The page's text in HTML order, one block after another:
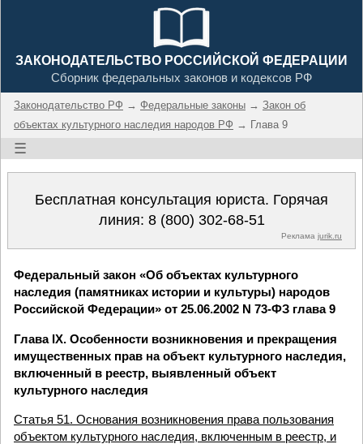
ЗАКОНОДАТЕЛЬСТВО РОССИЙСКОЙ ФЕДЕРАЦИИ
Сборник федеральных законов и кодексов РФ
Законодательство РФ → Федеральные законы → Закон об
объектах культурного наследия народов РФ → Глава 9
☰
Бесплатная консультация юриста. Горячая
линия: 8 (800) 302-68-51
Реклама jurik.ru
Федеральный закон «Об объектах культурного
наследия (памятниках истории и культуры) народов
Российской Федерации» от 25.06.2002 N 73-ФЗ глава 9
Глава IX. Особенности возникновения и прекращения
имущественных прав на объект культурного наследия,
включенный в реестр, выявленный объект
культурного наследия
Статья 51. Основания возникновения права пользования
объектом культурного наследия, включенным в реестр, и